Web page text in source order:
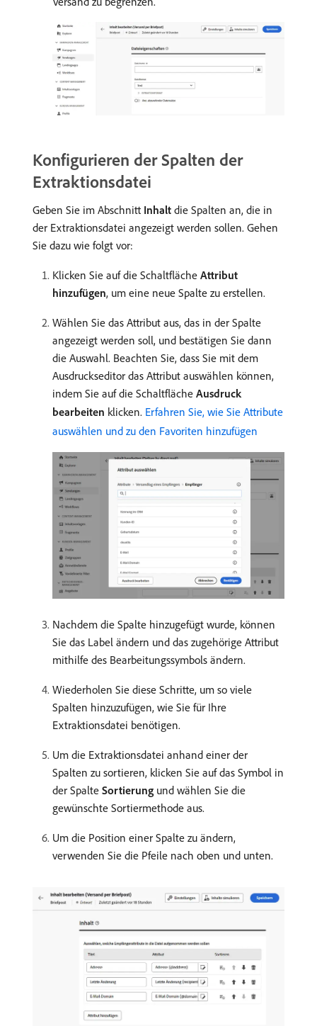
Konfigurieren der Spalten der
Extraktionsdatei
Geben Sie im Abschnitt Inhalt die Spalten an, die in
der Extraktionsdatei angezeigt werden sollen. Gehen
Sie dazu wie folgt vor:
Klicken Sie auf die Schaltfläche Attribut
hinzufügen, um eine neue Spalte zu erstellen.
Wählen Sie das Attribut aus, das in der Spalte
angezeigt werden soll, und bestätigen Sie dann
die Auswahl. Beachten Sie, dass Sie mit dem
Ausdruckseditor das Attribut auswählen können,
indem Sie auf die Schaltfläche Ausdruck
bearbeiten klicken. Erfahren Sie, wie Sie Attribute
auswählen und zu den Favoriten hinzufügen
Nachdem die Spalte hinzugefügt wurde, können
Sie das Label ändern und das zugehörige Attribut
mithilfe des Bearbeitungssymbols ändern.
Wiederholen Sie diese Schritte, um so viele
Spalten hinzuzufügen, wie Sie für Ihre
Extraktionsdatei benötigen.
Um die Extraktionsdatei anhand einer der
Spalten zu sortieren, klicken Sie auf das Symbol in
der Spalte Sortierung und wählen Sie die
gewünschte Sortiermethode aus.
Um die Position einer Spalte zu ändern,
verwenden Sie die Pfeile nach oben und unten.